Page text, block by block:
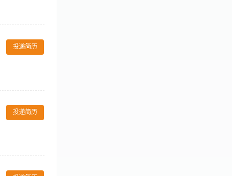
度绩效奖金 +
· 技能培训
拓展客户关
、成本控制
）。 7.根据
时报告上级，
验，三年总监
；具有良好
位大概职责及
投递简历
的团队管理能
投递简历
渠道开发与维